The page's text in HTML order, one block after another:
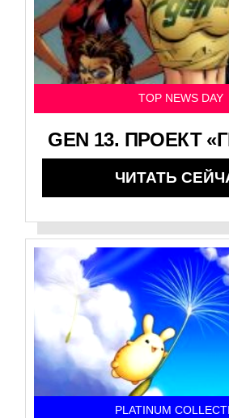
TOP NEWS DAY
GEN 13. ПРОЕКТ
ЧИТАТЬ
PLATINUM